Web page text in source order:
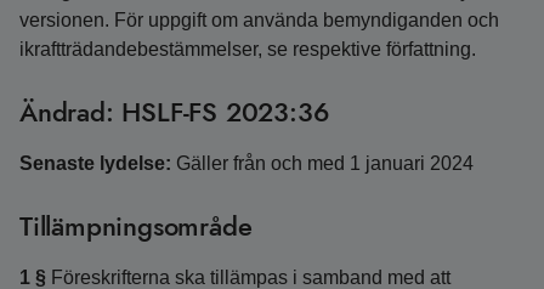
versionen. För uppgift om använda bemyndiganden och
ikraftträdandebestämmelser, se respektive författning.
Ändrad: HSLF-FS 2023:36
Senaste lydelse: Gäller från och med 1 januari 2024
Tillämpningsområde
1 § Föreskrifterna ska tillämpas i samband med att